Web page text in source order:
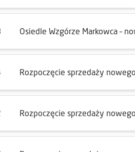
Osiedle Wzgórze Markowca –
Rozpoczęcie sprzedaży
Rozpoczęcie sprzedaży